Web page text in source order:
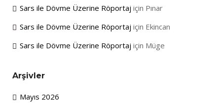
Sars ile Dövme Üzerine Röportaj için Pınar
Sars ile Dövme Üzerine Röportaj için Ekincan
Sars ile Dövme Üzerine Röportaj için Müge
Arşivler
Mayıs 2026